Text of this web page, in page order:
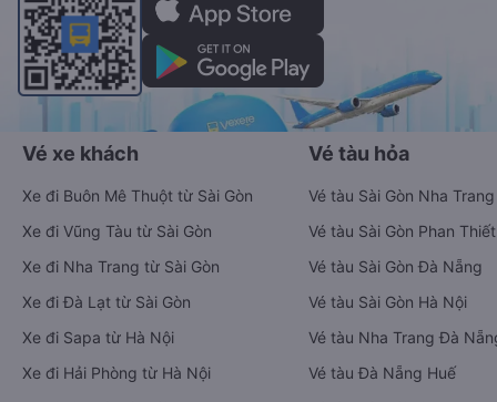
Vé xe khách
Xe đi Buôn Mê Thuột từ Sài Gòn
Xe đi Vũng Tàu từ Sài Gòn
Xe đi Nha Trang từ Sài Gòn
Xe đi Đà Lạt từ Sài Gòn
Xe đi Sapa từ Hà Nội
Xe đi Hải Phòng từ Hà Nội
Vé tàu hỏa
Vé tàu Sài Gòn Nha Trang
Vé tàu Sài Gòn Phan Thiết
Vé tàu Sài Gòn Đà Nẵng
Vé tàu Sài Gòn Hà Nội
Vé tàu Nha Trang Đà
Vé tàu Đà Nẵng Huế